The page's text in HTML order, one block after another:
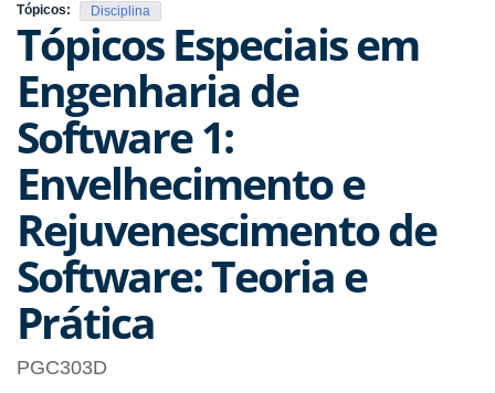
Tópicos: Disciplina
Tópicos Especiais em
Engenharia de
Software 1:
Envelhecimento e
Rejuvenescimento de
Software: Teoria e
Prática
PGC303D